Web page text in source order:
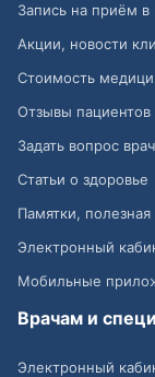
Запись на приём в
Акции, новости
Стоимость
Отзывы пациентов
Задать вопрос
Статьи о здоровье
Памятки,
Электронный
Мобильные
Врачам и
Электронный